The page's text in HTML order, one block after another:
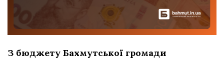
З бюджету Бахмутської громади